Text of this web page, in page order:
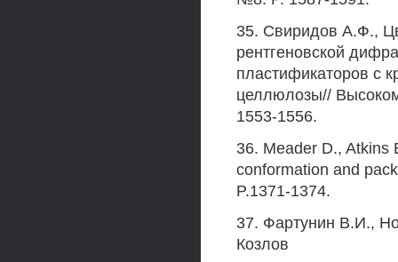
35. Свиридов А.Ф.,
рентгеновской
пластификаторов с
целлюлозы//
1553-1556.
36. Meader D., Atkins
conformation and
P.1371-1374.
37. Фартунин В.И.,
Козлов